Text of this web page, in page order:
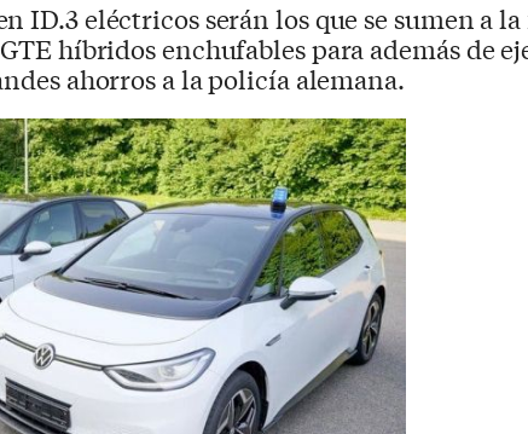
ID.3 eléctricos serán los que se sumen a
GTE híbridos enchufables para además de
ahorros a la policía alemana.